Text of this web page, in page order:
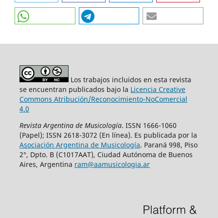
Los trabajos incluidos en esta revista
se encuentran publicados bajo la Licencia Creative
Commons Atribución/Reconocimiento-NoComercial
4.0
Revista Argentina de Musicología. ISSN 1666-1060
(Papel); ISSN 2618-3072 (En línea). Es publicada por la
Asociación Argentina de Musicología. Paraná 998, Piso
2°, Dpto. B (C1017AAT), Ciudad Autónoma de Buenos
Aires, Argentina ram@aamusicologia.ar